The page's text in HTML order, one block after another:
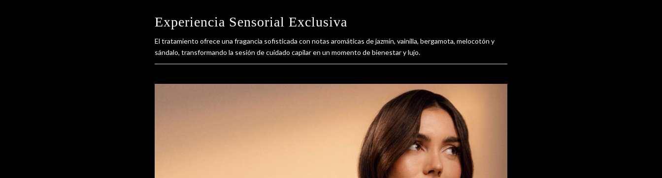
Experiencia Sensorial Exclusiva
El tratamiento ofrece una fragancia sofisticada con notas aromáticas de jazmín, vainilla, bergamota, melocotón y
sándalo, transformando la sesión de cuidado capilar en un momento de bienestar y lujo.